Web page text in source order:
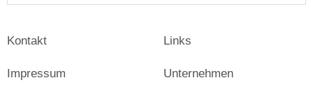
Kontakt
Impressum
Links
Unternehmen